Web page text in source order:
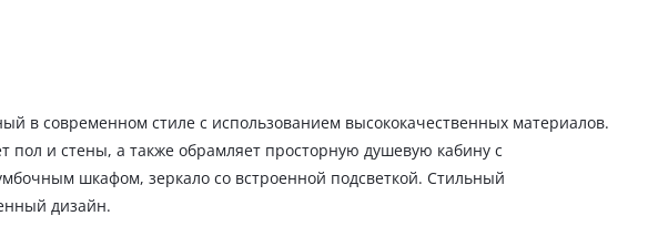
в современном стиле с использованием высококачественных материалов.
пол и стены, а также обрамляет просторную душевую кабину с
шкафом, зеркало со встроенной подсветкой. Стильный
дизайн.